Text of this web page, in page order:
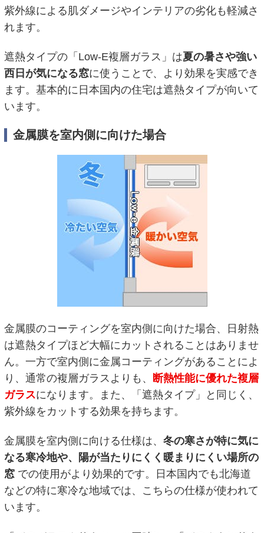
紫外線による肌ダメージやインテリアの劣化も軽減さ
れます。
遮熱タイプの「Low-E複層ガラス」は夏の暑さや強い
西日が気になる窓に使うことで、より効果を実感でき
ます。基本的に日本国内の住宅は遮熱タイプが向いて
います。
金属膜を室内側に向けた場合
金属膜のコーティングを室内側に向けた場合、日射熱
は遮熱タイプほど大幅にカットされることはありませ
ん。一方で室内側に金属コーティングがあることによ
り、通常の複層ガラスよりも、
断熱性能に優れた複層
ガラスになります。また、「遮熱タイプ」と同じく、
紫外線をカットする効果を持ちます。
金属膜を室内側に向ける仕様は、 冬の寒さが特に気に
なる寒冷地や、陽が当たりにくく暖まりにくい場所の
窓での使用がより効果的です。日本国内でも北海道
などの特に寒冷な地域では、こちらの仕様が使われて
います。